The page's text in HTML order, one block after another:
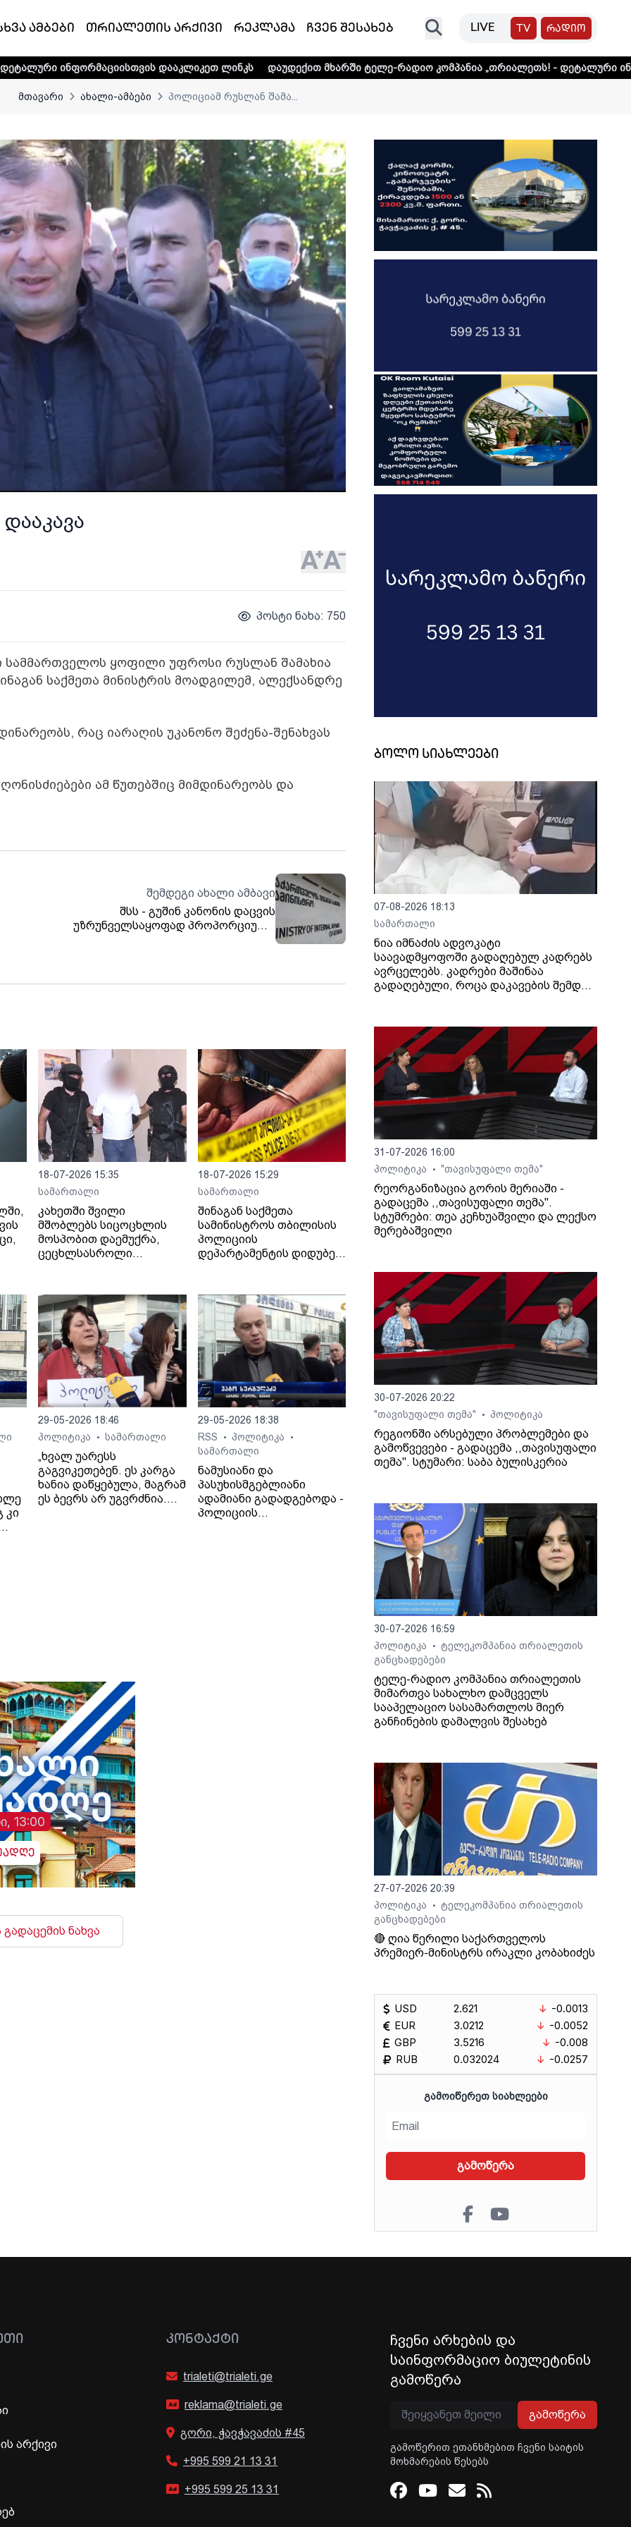
ამბები თრიალეთის არქივი რეკლამა ჩვენ შესახებ LIVE TV რადიო
დააკლიკეთ ლინკს დაუდექით მხარში ტელე-რადიო კომპანია „თრიალეთს! - დეტალური
მთავარი ახალი-ამბები პოლიციამ რუსლან შამა...
პოსტი ნახა: 750
სამმართველოს ყოფილი უფროსი რუსლან შამახია
საქმეთა მინისტრის მოადგილემ, ალექსანდრე
რაც იარაღის უკანონო შეძენა-შენახვას
ამ წუთებშიც მიმდინარეობს და
შემდეგი ახალი ამბავი
შსს - გუშინ კანონის დაცვის
უზრუნველსაყოფად პროპორციული
ზომები მივიღეთ - მივიჩნევთ, რომ
გაგრძელება და მივიღებთ შესაბამის
18-07-2026 15:35
სამართალი
კახეთში შვილი
მშობლებს სიცოცხლის
მოსპობით დაემუქრა,
ცეცხლსასროლი
შემთხვევის ადგილიდან
მიიმალა - პოლიციამ ის
დააკავა.
18-07-2026 15:29
სამართალი
შინაგან საქმეთა
სამინისტროს თბილისის
პოლიციის
დეპარტამენტის დიდუბე-
თანამშრომლებმა,
ძარცვისა და მუქარის
ბრალდებით ერთი პირი
ცხელ კვალზე დააკავეს.
კი
29-05-2026 18:46
პოლიტიკა
• სამართალი
„ხვალ უარესს
გაგვიკეთებენ. ეს კარგა
ხანია დაწყებულა, მაგრამ
ეს ბევრს არ უგვრძნია.
29-05-2026 18:38
RSS
• პოლიტიკა •
სამართალი
ნამუსიანი და
პასუხისმგებლიანი
ადამიანი გადადგებოდა -
პოლიციის
13:00
ნახვა
ბოლო სიახლეები
07-08-2026 18:13
სამართალი
ნია იმნაძის ადვოკატი
საავადმყოფოში გადაღებულ კადრებს
ავრცელებს. კადრები მაშინაა
გადაღებული, როცა დაკავების შემდეგ
31-07-2026 16:00
პოლიტიკა
• "თავისუფალი თემა"
რეორგანიზაცია გორის მერიაში -
გადაცემა ,,თავისუფალი თემა".
სტუმრები: თეა კეჩხუაშვილი და ლექსო
მერებაშვილი
30-07-2026 20:22
"თავისუფალი თემა"
• პოლიტიკა
რეგიონში არსებული პრობლემები და
გამოწვევები - გადაცემა ,,თავისუფალი
თემა". სტუმარი: საბა ბულისკერია
30-07-2026 16:59
პოლიტიკა
•
ტელეკომპანია თრიალეთის
განცხადებები
ტელე-რადიო კომპანია თრიალეთის
მიმართვა სახალხო დამცველს
სააპელაციო სასამართლოს მიერ
განჩინების დამალვის შესახებ
27-07-2026 20:39
პოლიტიკა
•
ტელეკომპანია თრიალეთის
განცხადებები
🔴 ღია წერილი საქართველოს
პრემიერ-მინისტრს ირაკლი კობახიძეს
USD
EUR
GBP
RUB
2.621
3.0212
3.5216
0.032024
-0.0013
-0.0052
-0.008
-0.0257
ᲒᲐᲛᲝᲘᲬᲔᲠᲔᲗ ᲡᲘᲐᲮᲚᲔᲔᲑᲘ
გამოწერა
არქივი
ᲙᲝᲜᲢᲐᲥᲢᲘ
trialeti@trialeti.ge
reklama@trialeti.ge
გორი, ჭავჭავაძის #45
+995 599 21 13 31
+995 599 25 13 31
ჩვენი არხების და
საინფორმაციო ბიულეტინის
გამოწერა
გამოწერა
გამოწერით ეთანხმებით ჩვენი საიტის
მოხმარების წესებს
Facebook
Youtube
Email
RSS